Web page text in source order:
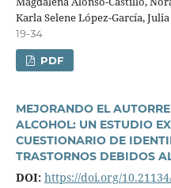
Karla Selene López-Garcí­a,
19-34
PDF
MEJORANDO EL
ALCOHOL: UN ESTUDIO
CUESTIONARIO DE
TRASTORNOS DEBIDOS
DOI: https://doi.org/